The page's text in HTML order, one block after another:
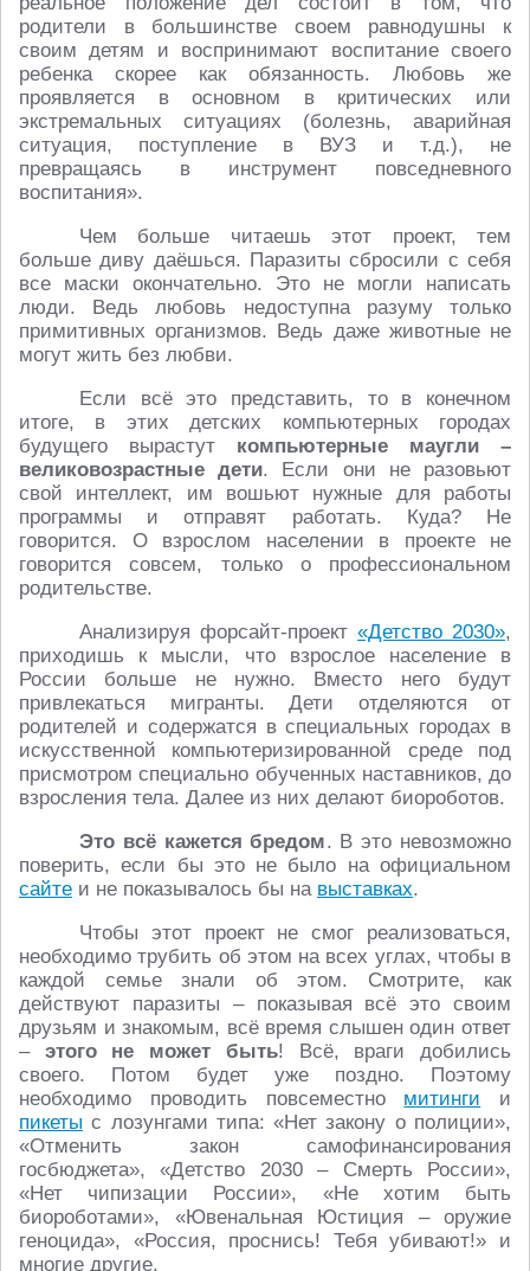
родители в большинстве своем равнодушны к
своим детям и воспринимают воспитание своего
ребенка скорее как обязанность. Любовь же
проявляется в основном в критических или
экстремальных ситуациях (болезнь, аварийная
ситуация, поступление в ВУЗ и т.д.), не
превращаясь в инструмент повседневного
воспитания».
Чем больше читаешь этот проект, тем
больше диву даёшься. Паразиты сбросили с себя
все маски окончательно. Это не могли написать
люди. Ведь любовь недоступна разуму только
примитивных организмов. Ведь даже животные не
могут жить без любви.
Если всё это представить, то в конечном
итоге, в этих детских компьютерных городах
будущего вырастут компьютерные маугли –
великовозрастные дети. Если они не разовьют
свой интеллект, им вошьют нужные для работы
программы и отправят работать. Куда? Не
говорится. О взрослом населении в проекте не
говорится совсем, только о профессиональном
родительстве.
Анализируя форсайт-проект «Детство 2030»,
приходишь к мысли, что взрослое население в
России больше не нужно. Вместо него будут
привлекаться мигранты. Дети отделяются от
родителей и содержатся в специальных городах в
искусственной компьютеризированной среде под
присмотром специально обученных наставников, до
взросления тела. Далее из них делают биороботов.
Это всё кажется бредом. В это невозможно
поверить, если бы это не было на официальном
сайте и не показывалось бы на выставках.
Чтобы этот проект не смог реализоваться,
необходимо трубить об этом на всех углах, чтобы в
каждой семье знали об этом. Смотрите, как
действуют паразиты – показывая всё это своим
друзьям и знакомым, всё время слышен один ответ
– этого не может быть! Всё, враги добились
своего. Потом будет уже поздно. Поэтому
необходимо проводить повсеместно митинги и
пикеты с лозунгами типа: «Нет закону о полиции»,
«Отменить закон самофинансирования
госбюджета», «Детство 2030 – Смерть России»,
«Нет чипизации России», «Не хотим быть
биороботами», «Ювенальная Юстиция – оружие
геноцида», «Россия, проснись! Тебя убивают!» и
многие другие.